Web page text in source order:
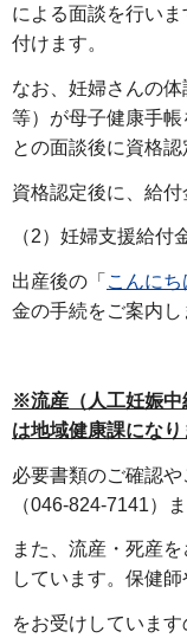
による面談を行い
付けます。
なお、妊婦さんの
等）が母子健康手
との面談後に資格認
資格認定後に、給付
（2）妊婦支援給付
出産後の「 こんに
金の手続をご案内し
※流産（人工妊娠中
は地域健康課になり
必要書類のご確認
（046-824-7141）
また、流産・死産
しています。保健
をお受けしていま